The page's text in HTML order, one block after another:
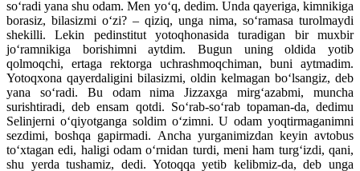
so‘radi yana shu odam. Men yo‘q, dedim. Unda qayeriga, kimnikiga
borasiz, bilasizmi o‘zi? – qiziq, unga nima, so‘ramasa turolmaydi
shekilli. Lekin pedinstitut yotoqhonasida turadigan bir muxbir
jo‘ramnikiga borishimni aytdim. Bugun uning oldida yotib
qolmoqchi, ertaga rektorga uchrashmoqchiman, buni aytmadim.
Yotoqxona qayerdaligini bilasizmi, oldin kelmagan bo‘lsangiz, deb
yana so‘radi. Bu odam nima Jizzaxga mirg‘azabmi, muncha
surishtiradi, deb ensam qotdi. So‘rab-so‘rab topaman-da, dedimu
Selinjerni o‘qiyotganga soldim o‘zimni. U odam yoqtirmaganimni
sezdimi, boshqa gapirmadi. Ancha yurganimizdan keyin avtobus
to‘xtagan edi, haligi odam o‘rnidan turdi, meni ham turg‘izdi, qani,
shu yerda tushamiz, dedi. Yotoqqa yetib kelibmiz-da, deb unga